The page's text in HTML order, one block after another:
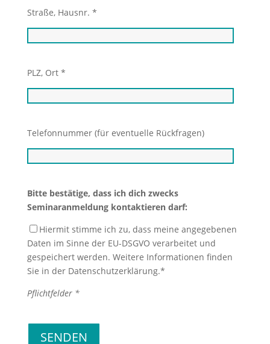
Straße, Hausnr. *
PLZ, Ort *
Telefonnummer (für eventuelle Rückfragen)
Bitte bestätige, dass ich dich zwecks
Seminaranmeldung kontaktieren darf:
Hiermit stimme ich zu, dass meine angegebenen
Daten im Sinne der EU-DSGVO verarbeitet und
gespeichert werden. Weitere Informationen finden
Sie in der Datenschutzerklärung.*
Pflichtfelder *
SENDEN